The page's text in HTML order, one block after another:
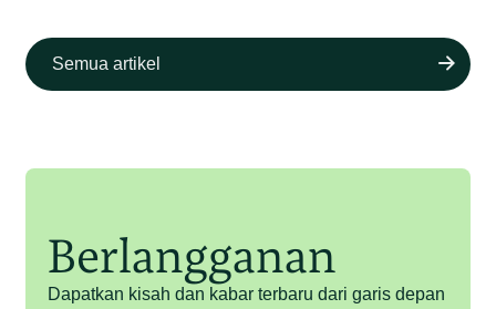
Semua artikel
Berlangganan
Dapatkan kisah dan kabar terbaru dari garis depan